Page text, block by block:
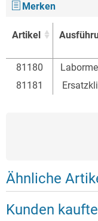
Merken
Artikel
Artikel
81180
81181
Ähnliche
Kunden